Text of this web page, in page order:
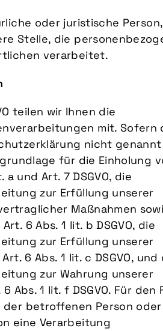
oder juristische Person,
Stelle, die
verarbeitet.
teilen wir Ihnen die
mit. Sofern
nicht genannt
für die Einholung
und Art. 7 DSGVO, die
zur Erfüllung unserer
Maßnahmen
6 Abs. 1 lit. b DSGVO, die
zur Erfüllung unserer
6 Abs. 1 lit. c DSGVO, und
zur Wahrung unserer
1 lit. f DSGVO. Für den
betroffenen Person oder
eine Verarbeitung